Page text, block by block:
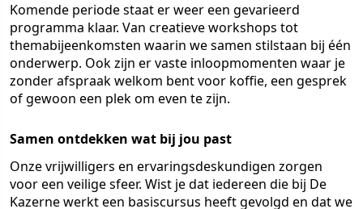
Komende periode staat er weer een gevarieerd
programma klaar. Van creatieve workshops tot
themabijeenkomsten waarin we samen stilstaan bij één
onderwerp. Ook zijn er vaste inloopmomenten waar je
zonder afspraak welkom bent voor koffie, een gesprek
of gewoon een plek om even te zijn.
Samen ontdekken wat bij jou past
Onze vrijwilligers en ervaringsdeskundigen zorgen
voor een veilige sfeer. Wist je dat iedereen die bij De
Kazerne werkt een basiscursus heeft gevolgd en dat we